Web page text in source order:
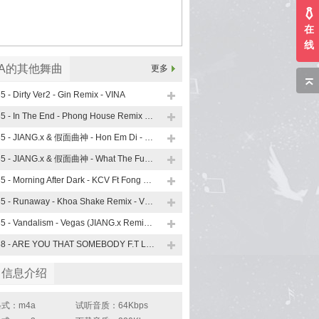
的其他舞曲 更多
- Dirty Ver2 - Gin Remix - VINA
135 - In The End - Phong House Remix - VINA
135 - JIANG.x & 假面曲神 - Hon Em Di - VINA
135 - JIANG.x & 假面曲神 - What The Fuck - VINA
135 - Morning After Dark - KCV Ft Fong Remix - VINA
135 - Runaway - Khoa Shake Remix - VINA
135 - Vandalism - Vegas (JIANG.x Remix) - VINA
138 - ARE YOU THAT SOMEBODY F.T LOST IN LOVE ( Jind F.T KEEBIN MIX ) - VINA
息介绍
：m4a
试听音质：64Kbps
在
线